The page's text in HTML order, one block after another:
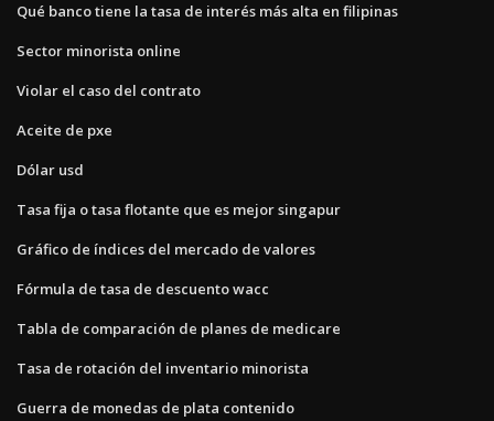
Qué banco tiene la tasa de interés más alta en filipinas
Sector minorista online
Violar el caso del contrato
Aceite de pxe
Dólar usd
Tasa fija o tasa flotante que es mejor singapur
Gráfico de índices del mercado de valores
Fórmula de tasa de descuento wacc
Tabla de comparación de planes de medicare
Tasa de rotación del inventario minorista
Guerra de monedas de plata contenido